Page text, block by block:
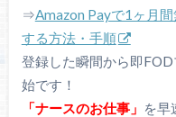
⇒Amazon Payで1ヶ月
する方法・手順
登録した瞬間から即
始です！
「ナースのお仕事」 を早